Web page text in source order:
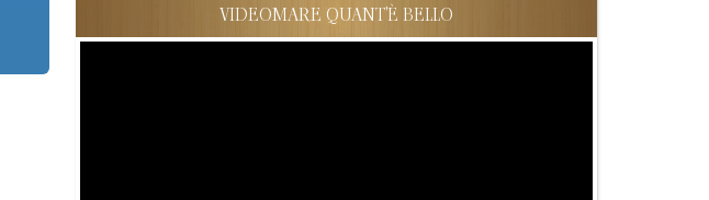
VIDEOMARE QUANT'È BELLO